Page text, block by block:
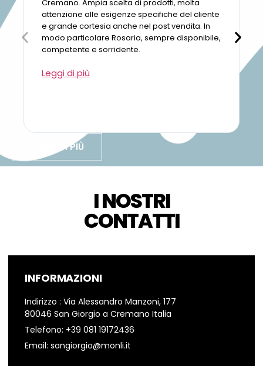
Cremano. Ampia scelta di prodotti, molta
attenzione alle esigenze specifiche del cliente
e grande cortesia anche nel post vendita. In
modo particolare Rosaria, sempre disponibile,
competente e sorridente.
Leggi di più
LEGGI DI PIÙ
I NOSTRI
CONTATTI
INFORMAZIONI
Indirizzo : Via Alessandro Manzoni, 177
80046 San Giorgio a Cremano Italia
Telefono: +39 081 19172436
Email: sangiorgio@monli.it